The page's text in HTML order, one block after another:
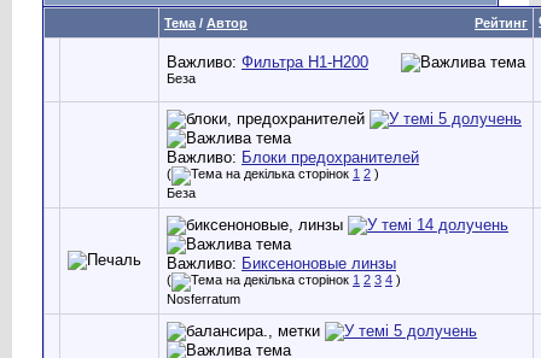
Рейтинг
Тема / Автор
Важливо: Фильтра Н1-Н200
Беза
Важливо: Блоки предохранителей
( 1 2 )
Беза
Важливо: Биксеноновые линзы
( 1 2 3 4 )
Nosferratum